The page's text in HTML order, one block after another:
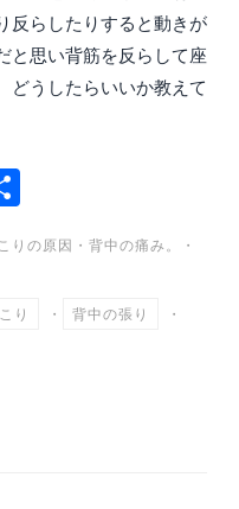
反らしたりすると動きが
と思い背筋を反らして座
どうしたらいいか教えて
りの原因 ・ 背中の痛み。
・
り ・ 背中の張り ・